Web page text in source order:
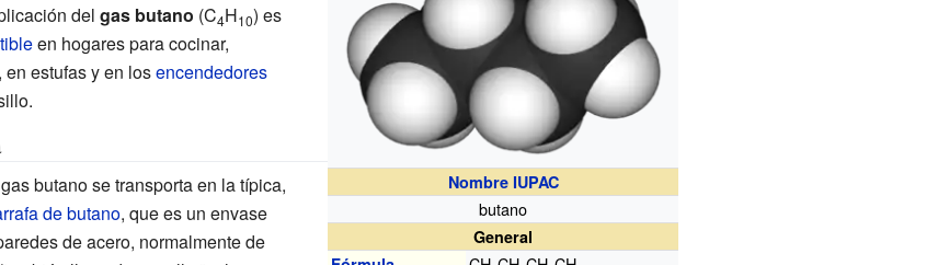
Nombre IUPAC
butano
General
del gas butano (C4H10) es
en hogares para cocinar,
estufas y en losencendedores
butano se transporta en la típica,
de butano, que es un envase
de acero, normalmente de